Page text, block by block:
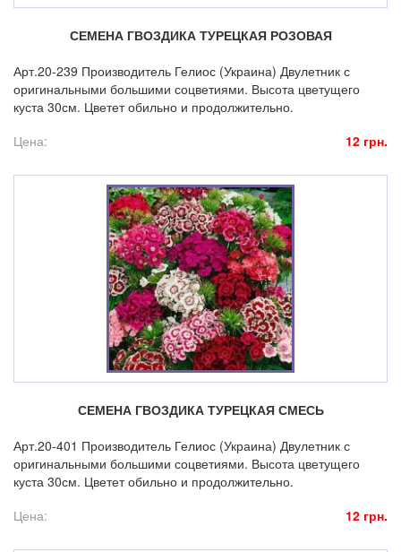
СЕМЕНА ГВОЗДИКА ТУРЕЦКАЯ РОЗОВАЯ
Арт.20-239 Производитель Гелиос (Украина) Двулетник с
оригинальными большими соцветиями. Высота цветущего
куста 30см. Цветет обильно и продолжительно.
Цена:
12 грн.
СЕМЕНА ГВОЗДИКА ТУРЕЦКАЯ СМЕСЬ
Арт.20-401 Производитель Гелиос (Украина) Двулетник с
оригинальными большими соцветиями. Высота цветущего
куста 30см. Цветет обильно и продолжительно.
Цена:
12 грн.